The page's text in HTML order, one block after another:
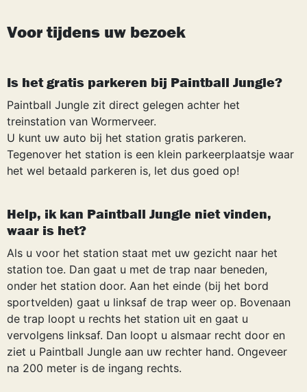
Voor tijdens uw bezoek
Is het gratis parkeren bij Paintball Jungle?
Paintball Jungle zit direct gelegen achter het
treinstation van Wormerveer.
U kunt uw auto bij het station gratis parkeren.
Tegenover het station is een klein parkeerplaatsje waar
het wel betaald parkeren is, let dus goed op!
Help, ik kan Paintball Jungle niet vinden,
waar is het?
Als u voor het station staat met uw gezicht naar het
station toe. Dan gaat u met de trap naar beneden,
onder het station door. Aan het einde (bij het bord
sportvelden) gaat u linksaf de trap weer op. Bovenaan
de trap loopt u rechts het station uit en gaat u
vervolgens linksaf. Dan loopt u alsmaar recht door en
ziet u Paintball Jungle aan uw rechter hand. Ongeveer
na 200 meter is de ingang rechts.